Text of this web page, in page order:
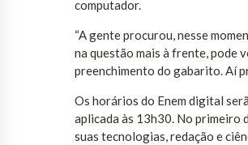
computador.
“A gente procurou, nesse
na questão mais à frente, pode
preenchimento do gabarito. Aí
Os horários do Enem digital
aplicada às 13h30. No primeiro
suas tecnologias, redação e